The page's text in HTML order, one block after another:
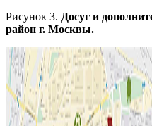
Рисунок 3. Досуг и
район г. Москвы.